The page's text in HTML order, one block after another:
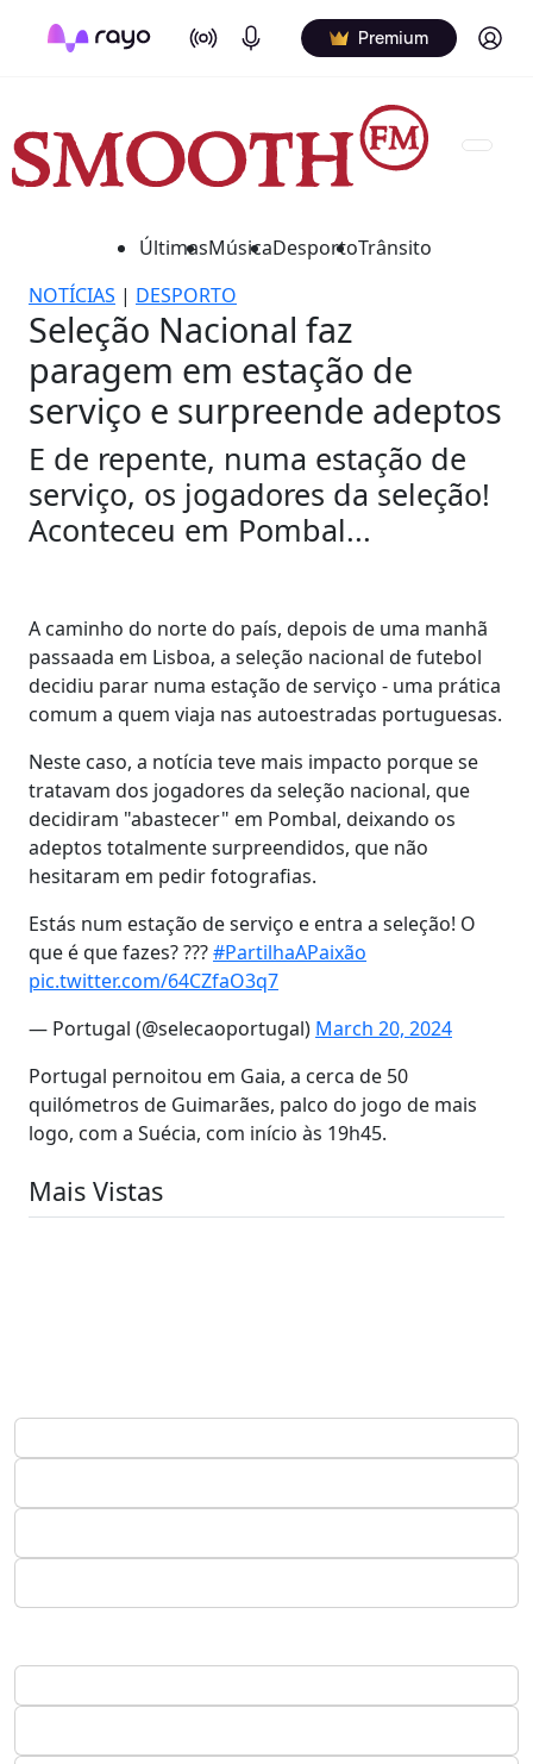
On Air Podcasts Premium Log in
ÚltimasMúsicaDesportoTrânsito
NOTÍCIAS | DESPORTO
Seleção Nacional faz
paragem em estação de
serviço e surpreende adeptos
E de repente, numa estação de
serviço, os jogadores da seleção!
Aconteceu em Pombal...
A caminho do norte do país, depois de uma manhã
passaada em Lisboa, a seleção nacional de futebol
decidiu parar numa estação de serviço - uma prática
comum a quem viaja nas autoestradas portuguesas.
Neste caso, a notícia teve mais impacto porque se
tratavam dos jogadores da seleção nacional, que
decidiram "abastecer" em Pombal, deixando os
adeptos totalmente surpreendidos, que não
hesitaram em pedir fotografias.
Estás num estação de serviço e entra a seleção! O
que é que fazes? ???#PartilhaAPaixão
pic.twitter.com/64CZfaO3q7
— Portugal (@selecaoportugal) March 20, 2024
Portugal pernoitou em Gaia, a cerca de 50
quilómetros de Guimarães, palco do jogo de mais
logo, com a Suécia, com início às 19h45.
Mais Vistas